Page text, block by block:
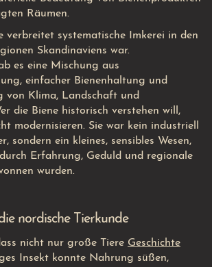
Räumen.
verbreitet systematische Imkerei in den
Skandinaviens war.
es eine Mischung aus
einfacher Bienenhaltung und
von Klima, Landschaft und
die Biene historisch verstehen will,
modernisieren. Sie war kein industriell
sondern ein kleines, sensibles Wesen,
Erfahrung, Geduld und regionale
wurden.
nordische Tierkunde
nicht nur große Tiere Geschichte
Insekt konnte Nahrung süßen,